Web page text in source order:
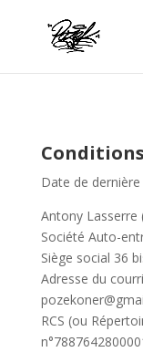
Date de
Antony Lasserre
Société Auto-
Siège social 36
Adresse du
RCS (ou